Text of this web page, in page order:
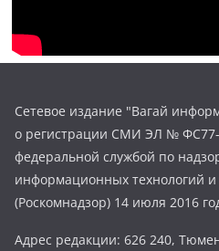
Сетевое издание "Вагай
о регистрации СМИ ЭЛ №
федеральной службой по
информационных технологий
(Роскомнадзор) 14 июля 2016
Адрес редакции: 626 240,